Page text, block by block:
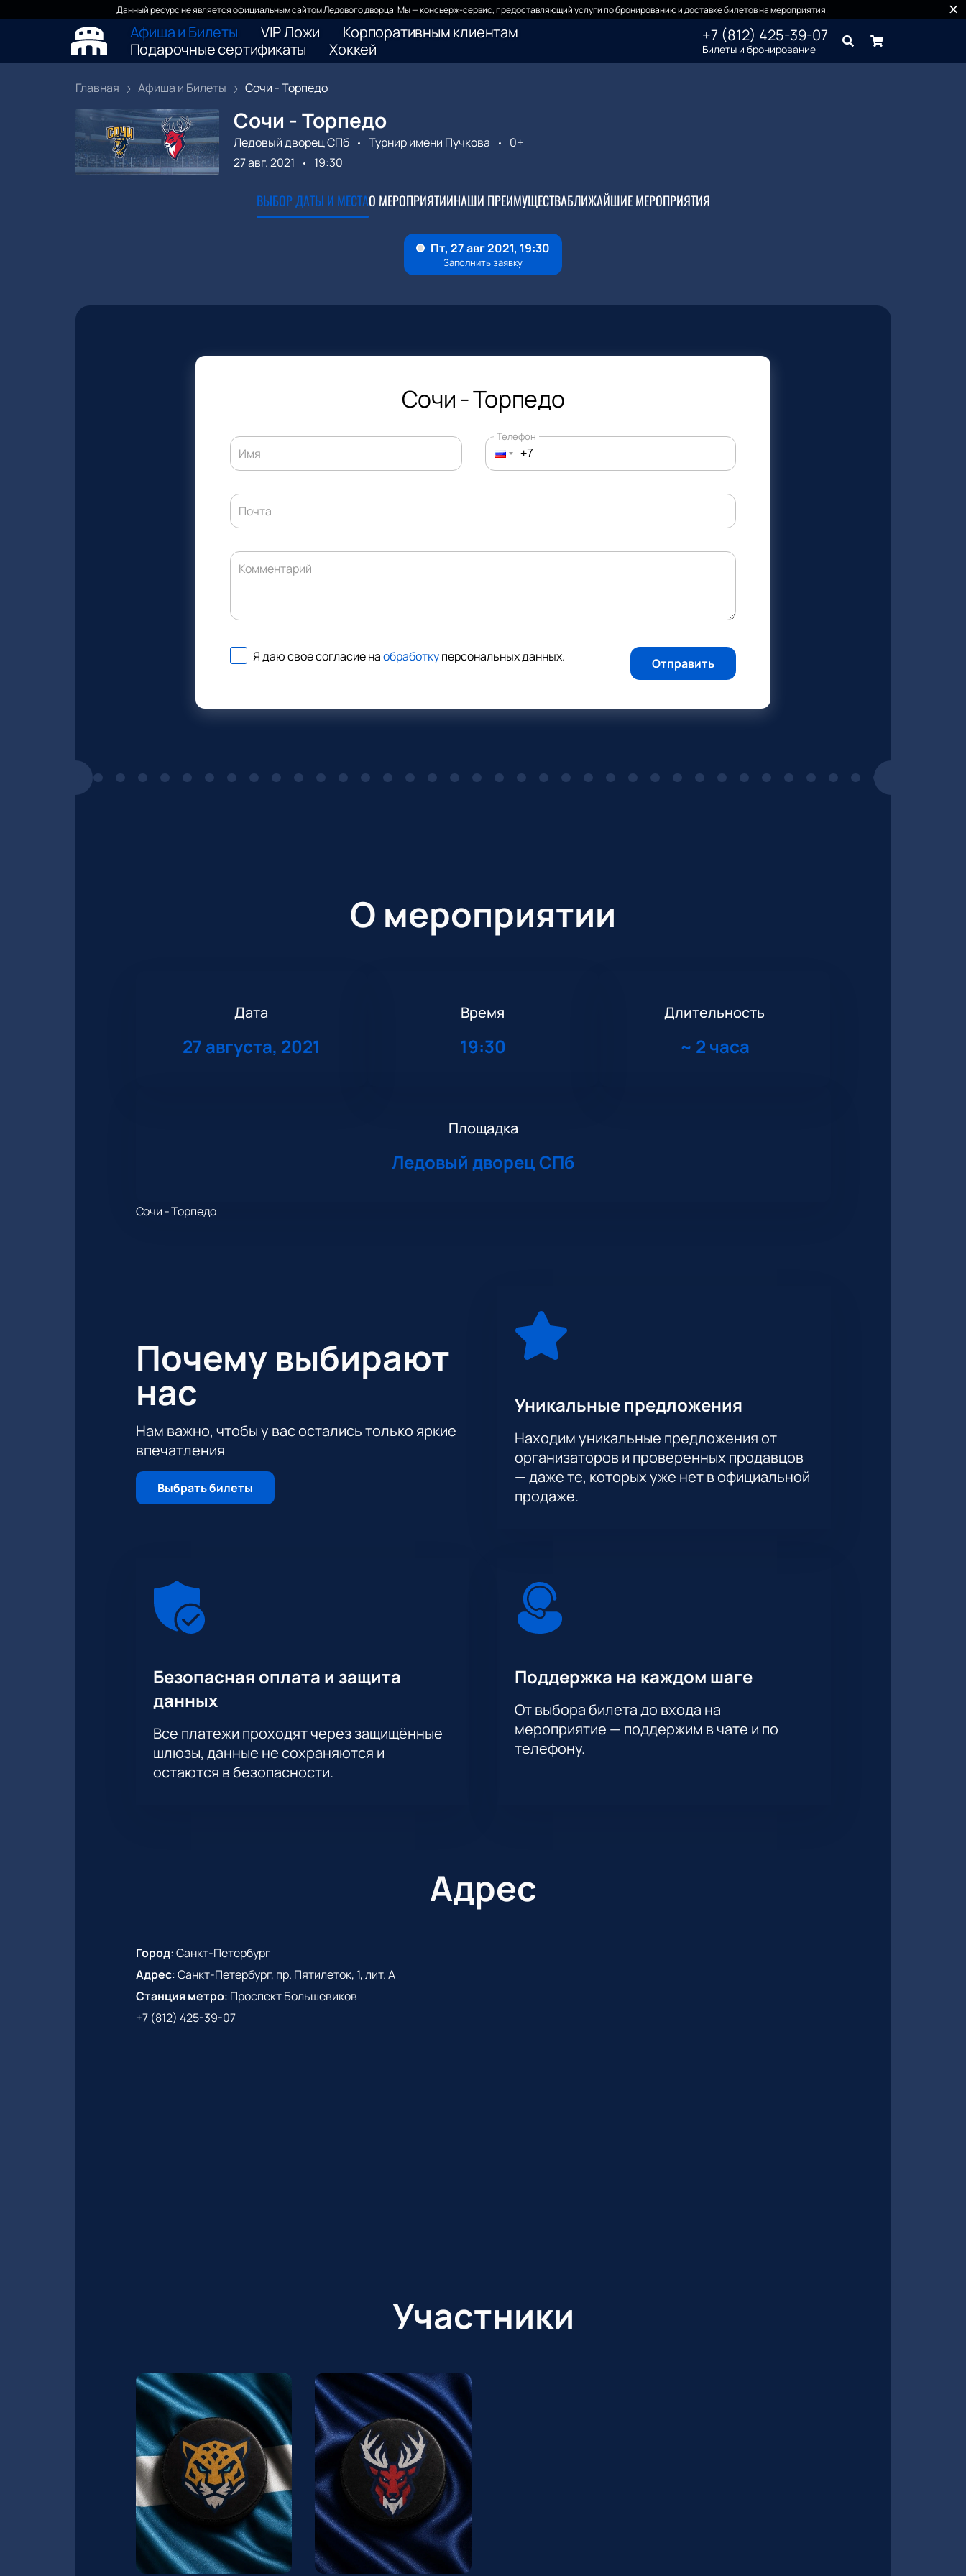
Данный ресурс не является официальным сайтом Ледового дворца. Мы — консьерж-сервис, предоставляющий услуги по бронированию и доставке билетов на мероприятия.
Афиша и Билеты VIP Ложи
Корпоративным клиентам
Подарочные сертификаты
Хоккей
+7 (812) 425-39-07
Билеты и бронирование
Главная Афиша и Билеты Сочи - Торпедо
Сочи - Торпедо
Ледовый дворец СПб Турнир имени Пучкова
0+
27 авг. 2021
19:30
ВЫБОР ДАТЫ И МЕСТАО МЕРОПРИЯТИИНАШИ ПРЕИМУЩЕСТВАБЛИЖАЙШИЕ МЕРОПРИЯТИЯ
Сочи - Торпедо
Имя
Телефон
Почта
Комментарий
Я даю свое согласие наобработкуперсональных данных. Отправить
О мероприятии
Дата
27 августа, 2021
Время
19:30
Длительность
~ 2 часа
Площадка
Ледовый дворец СПб
Сочи - Торпедо
Почему выбирают
нас
Нам важно, чтобы у вас остались только яркие
впечатления
Выбрать билеты
Уникальные предложения
Находим уникальные предложения от
организаторов и проверенных продавцов
— даже те, которых уже нет в официальной
продаже.
Безопасная оплата и защита
данных
Все платежи проходят через защищённые
шлюзы, данные не сохраняются и
остаются в безопасности.
Поддержка на каждом шаге
От выбора билета до входа на
мероприятие — поддержим в чате и по
телефону.
Адрес
Город:Санкт-Петербург
Адрес:Санкт-Петербург, пр. Пятилеток, 1, лит. А
Станция метро: Проспект Большевиков
+7 (812) 425-39-07
Участники